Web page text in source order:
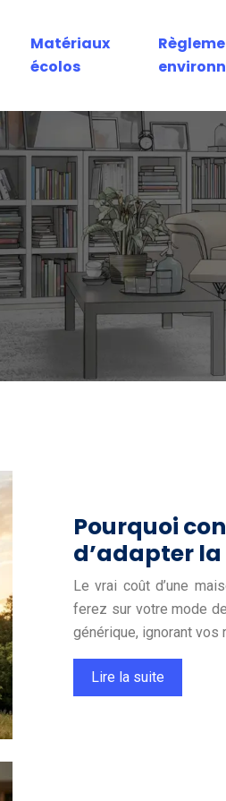
Matériaux
écolos
Pourquoi
d’adapter la
Le vrai coût d’une
ferez sur votre mode
générique, ignorant
Lire la suite